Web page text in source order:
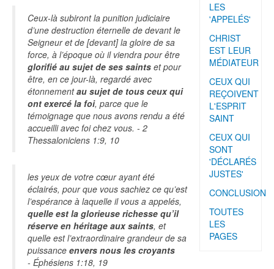
LES
'APPELÉS'
CHRIST
EST LEUR
MÉDIATEUR
CEUX QUI
REÇOIVENT
L'ESPRIT
SAINT
CEUX QUI
SONT
'DÉCLARÉS
JUSTES'
CONCLUSION
TOUTES
LES
PAGES
Ceux-là subiront la punition judiciaire
d’une destruction éternelle de devant le
Seigneur et de [devant] la gloire de sa
force, à l’époque où il viendra pour être
glorifié au sujet de ses saints et pour
être, en ce jour-là, regardé avec
étonnementau sujet de tous ceux qui
ont exercé la foi, parce que le
témoignage que nous avons rendu a été
accueilli avec foi chez vous. - 2
Thessaloniciens 1:9, 10
les yeux de votre cœur ayant été
éclairés, pour que vous sachiez ce qu’est
l’espérance à laquelle il vous a appelés,
quelle est la glorieuse richesse qu’il
réserve en héritage aux saints, et
quelle est l’extraordinaire grandeur de sa
puissance envers nous les croyants
- Éphésiens 1:18, 19